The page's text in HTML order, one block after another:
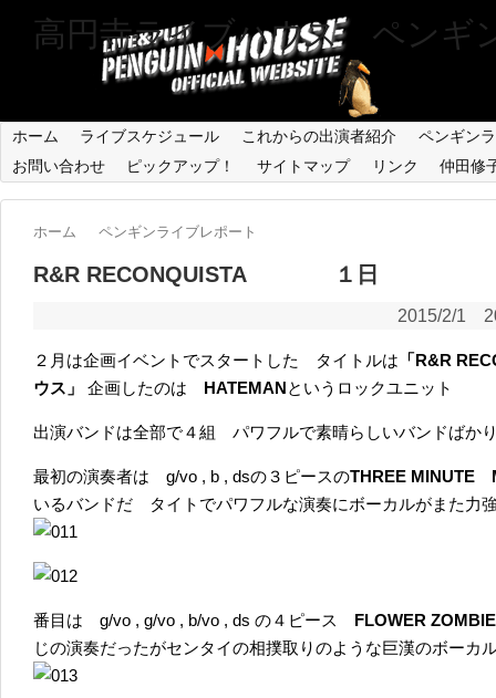
高円寺ライブハウス ペンギ
ホーム ライブスケジュール これからの出演者紹介
ペンギン
お問い合わせ
ピックアップ！ サイトマップ リンク 仲田修
ホーム ペンギンライブレポート
R&R RECONQUISTA １日
2015/2/1
２月は企画イベントでスタートした タイトルは 「R&R
ウス」 企画したのは HATEMANというロックユニット
出演バンドは全部で４組 パワフルで素晴らしいバンドばか
最初の演奏者は g/vo , b , dsの３ピースのTHREE MINUTE
いるバンドだ タイトでパワフルな演奏にボーカルがまた力
番目は g/vo , g/vo , b/vo , ds の４ピース FLOWER
じの演奏だったがセンタイの相撲取りのような巨漢のボーカ